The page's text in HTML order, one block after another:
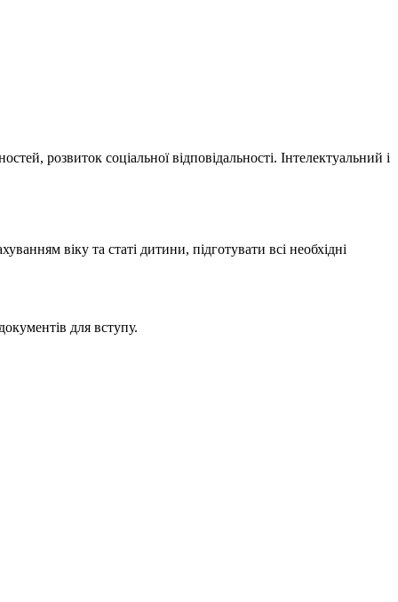
розвиток соціальної відповідальності. Інтелектуальний і
віку та статі дитини, підготувати всі необхідні
для вступу.